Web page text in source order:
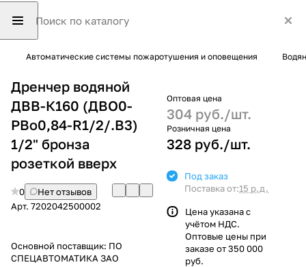
Автоматические системы пожаротушения и оповещения
Дренчер водяной
ДВВ-К160 (ДВО0-
РВо0,84-R1/2/.В3)
1/2" бронза
розеткой вверх
0
Нет отзывов
Арт. 7202042500002
Основной поставщик: ПО
СПЕЦАВТОМАТИКА ЗАО
Оптовая цена
304 руб./шт.
Розничная цена
328 руб./шт.
Под заказ
Поставка от:15 р.д.
Цена указана с
учётом НДС.
Оптовые цены при
заказе от 350 000
руб.